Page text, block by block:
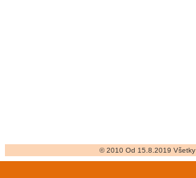
© 2010 Od 15.8.2019